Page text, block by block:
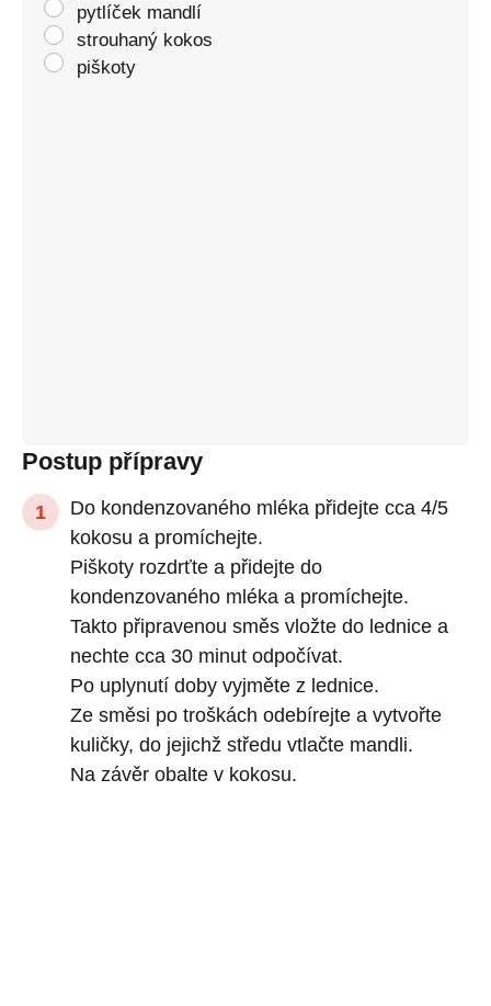
pytlíček mandlí
strouhaný kokos
piškoty
Postup přípravy
Do kondenzovaného mléka přidejte cca 4/5
kokosu a promíchejte.
Piškoty rozdrťte a přidejte do
kondenzovaného mléka a promíchejte.
Takto připravenou směs vložte do lednice a
nechte cca 30 minut odpočívat.
Po uplynutí doby vyjměte z lednice.
Ze směsi po troškách odebírejte a vytvořte
kuličky, do jejichž středu vtlačte mandli.
Na závěr obalte v kokosu.